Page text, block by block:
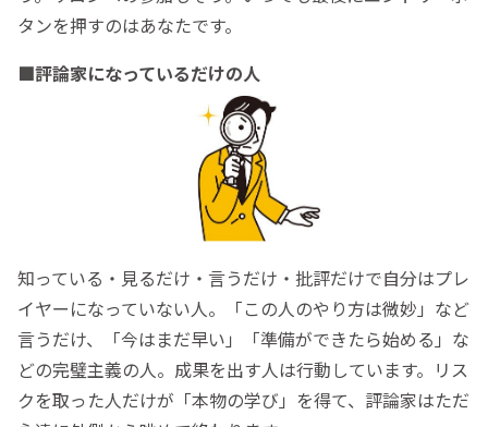
タンを押すのはあなたです。
■評論家になっているだけの人
知っている・見るだけ・言うだけ・批評だけで自分はプレ
イヤーになっていない人。「この人のやり方は微妙」など
言うだけ、「今はまだ早い」「準備ができたら始める」な
どの完璧主義の人。成果を出す人は行動しています。リス
クを取った人だけが「本物の学び」を得て、評論家はただ